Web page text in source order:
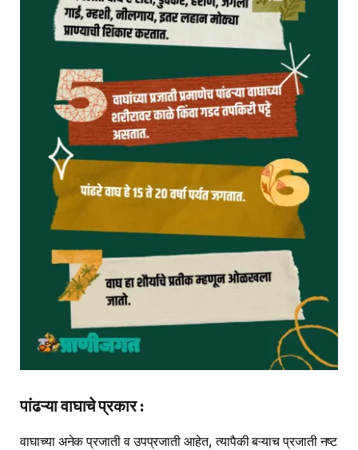
पांढऱ्या वाघाचे प्रकार :
वाघाच्या अनेक प्रजाती व उपप्रजाती आहेत, त्यापैकी बऱ्याच प्रजाती नष्ट